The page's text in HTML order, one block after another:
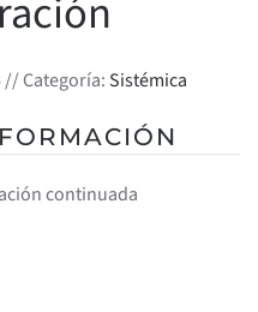
Categoría: Sistémica
continuada